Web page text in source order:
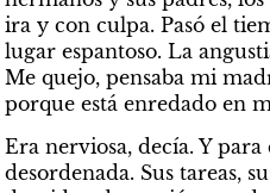
ira y con culpa. Pasó el
lugar espantoso. La
Me quejo, pensaba mi
porque está enredado en
Era nerviosa, decía. Y
desordenada. Sus tareas,